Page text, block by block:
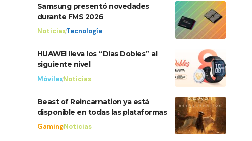
Samsung presentó novedades
durante FMS 2026
NoticiasTecnología
HUAWEI lleva los “Días Dobles” al
siguiente nivel
MóvilesNoticias
Beast of Reincarnation ya está
disponible en todas las plataformas
GamingNoticias